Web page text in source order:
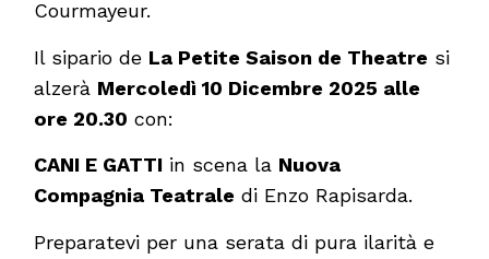
Courmayeur.
Il sipario de La Petite Saison de Theatre si
alzerà Mercoledì 10 Dicembre 2025 alle
ore 20.30 con:
CANI E GATTI in scena la Nuova
Compagnia Teatrale di Enzo Rapisarda.
Preparatevi per una serata di pura ilarità e